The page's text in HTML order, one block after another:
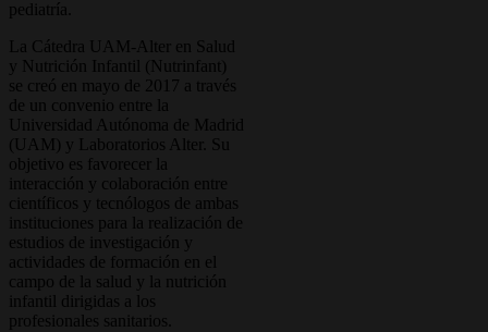
pediatría.
La Cátedra UAM-Alter en Salud
y Nutrición Infantil (Nutrinfant)
se creó en mayo de 2017 a través
de un convenio entre la
Universidad Autónoma de Madrid
(UAM) y Laboratorios Alter. Su
objetivo es favorecer la
interacción y colaboración entre
científicos y tecnólogos de ambas
instituciones para la realización de
estudios de investigación y
actividades de formación en el
campo de la salud y la nutrición
infantil dirigidas a los
profesionales sanitarios.